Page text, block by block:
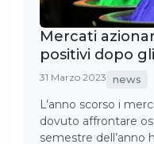
Mercati
positivi dopo
31 Marzo 2023 news
L’anno scorso i
dovuto affrontare
semestre dell’anno